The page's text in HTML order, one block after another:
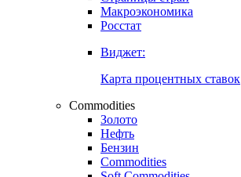
Макроэкономика
Росстат
Виджет:
Карта процентных ставок
Commodities
Золото
Нефть
Бензин
Commodities